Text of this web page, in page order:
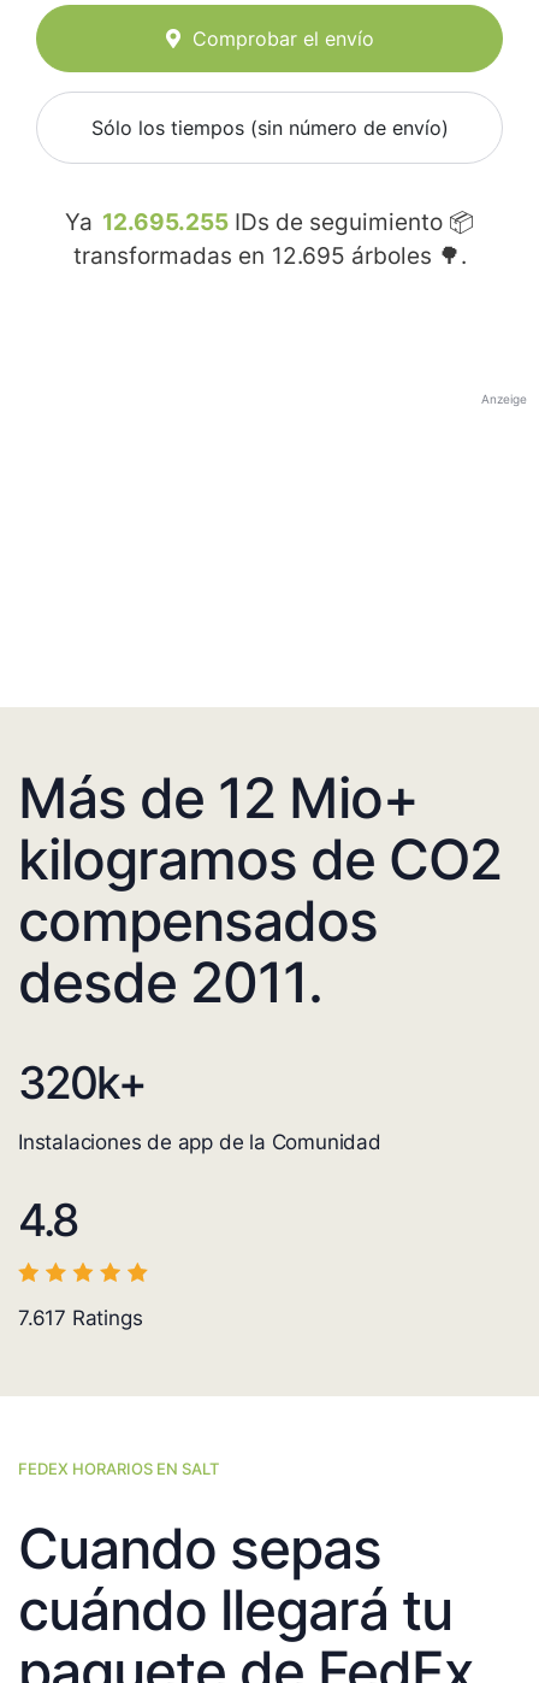
Comprobar el envío
Sólo los tiempos (sin número de envío)
Ya 12.695.255 IDs de seguimiento 📦
transformadas en 12.695 árboles 🌳.
Anzeige
Más de 12 Mio+
kilogramos de CO2
compensados
desde 2011.
320k+
Instalaciones de app de la Comunidad
4.8
7.617 Ratings
FEDEX HORARIOS EN SALT
Cuando sepas
cuándo llegará tu